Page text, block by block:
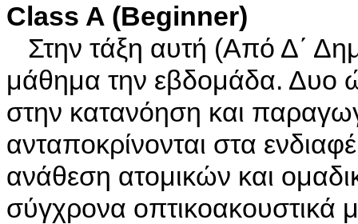
Class A (Beginner)
Στην τάξη αυτή (Από Δ΄
μάθημα την εβδομάδα. Δυο
στην κατανόηση και
ανταποκρίνονται στα
ανάθεση ατομικών και
σύγχρονα οπτικοακουστικά